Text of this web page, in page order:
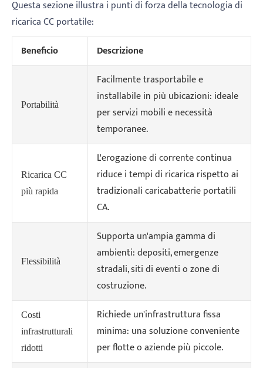
Questa sezione illustra i punti di forza della tecnologia di
ricarica CC portatile:
Beneficio
Descrizione
Portabilità
Facilmente trasportabile e
installabile in più ubicazioni: ideale
per servizi mobili e necessità
temporanee.
Ricarica CC
più rapida
L'erogazione di corrente continua
riduce i tempi di ricarica rispetto ai
tradizionali caricabatterie portatili
CA.
Flessibilità
Supporta un'ampia gamma di
ambienti: depositi, emergenze
stradali, siti di eventi o zone di
costruzione.
Costi
infrastrutturali
ridotti
Richiede un'infrastruttura fissa
minima: una soluzione conveniente
per flotte o aziende più piccole.